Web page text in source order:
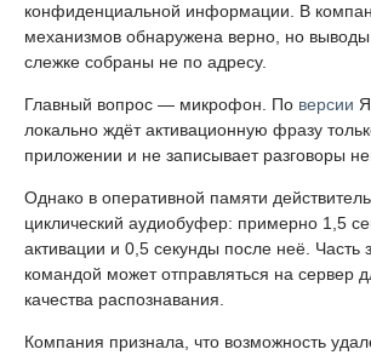
конфиденциальной информации. В
механизмов обнаружена верно, но выводы
слежке собраны не по адресу.
Главный вопрос — микрофон. По версии
локально ждёт активационную фразу
приложении и не записывает разговоры
Однако в оперативной памяти
циклический аудиобуфер: примерно 1,5
активации и 0,5 секунды после неё. Часть
командой может отправляться на сервер
качества распознавания.
Компания признала, что возможность